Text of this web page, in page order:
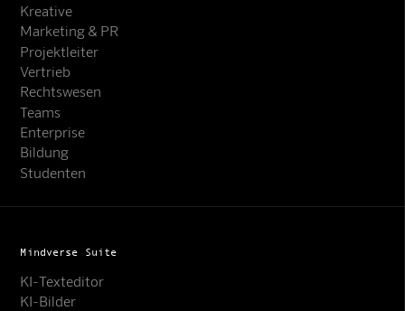
Kreative
Marketing & PR
Projektleiter
Vertrieb
Rechtswesen
Teams
Enterprise
Bildung
Studenten
Mindverse Suite
KI-Texteditor
KI-Bilder